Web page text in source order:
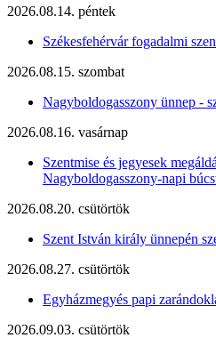
2026.08.14. péntek
Székesfehérvár fogadalmi
2026.08.15. szombat
Nagyboldogasszony ünnep -
2026.08.16. vasárnap
Szentmise és jegyesek
Nagyboldogasszony-napi
2026.08.20. csütörtök
Szent István király ünnepén
2026.08.27. csütörtök
Egyházmegyés papi
2026.09.03. csütörtök